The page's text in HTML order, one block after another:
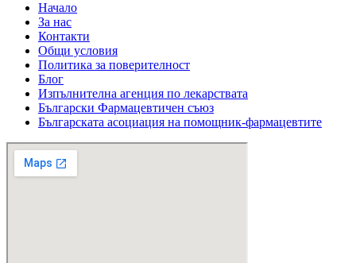
Начало
За нас
Контакти
Общи условия
Политика за поверителност
Блог
Изпълнителна агенция по лекарствата
Български Фармацевтичен съюз
Българската асоциация на помощник-фармацевтите